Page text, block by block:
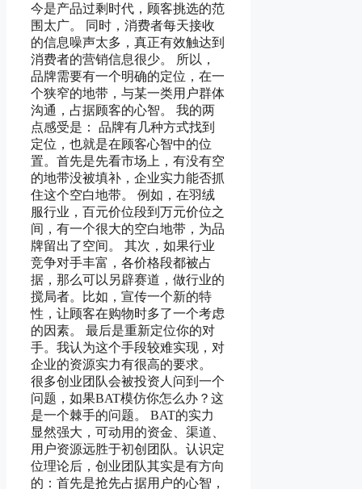
今是产品过剩时代，顾客挑选的范
围太广。 同时，消费者每天接收
的信息噪声太多，真正有效触达到
消费者的营销信息很少。 所以，
品牌需要有一个明确的定位，在一
个狭窄的地带，与某一类用户群体
沟通，占据顾客的心智。 我的两
点感受是： 品牌有几种方式找到
定位，也就是在顾客心智中的位
置。首先是先看市场上，有没有空
的地带没被填补，企业实力能否抓
住这个空白地带。 例如，在羽绒
服行业，百元价位段到万元价位之
间，有一个很大的空白地带，为品
牌留出了空间。 其次，如果行业
竞争对手丰富，各价格段都被占
据，那么可以另辟赛道，做行业的
搅局者。比如，宣传一个新的特
性，让顾客在购物时多了一个考虑
的因素。 最后是重新定位你的对
手。我认为这个手段较难实现，对
企业的资源实力有很高的要求。
很多创业团队会被投资人问到一个
问题，如果BAT模仿你怎么办？这
是一个棘手的问题。 BAT的实力
显然强大，可动用的资金、渠道、
用户资源远胜于初创团队。认识定
位理论后，创业团队其实是有方向
的：首先是抢先占据用户的心智，